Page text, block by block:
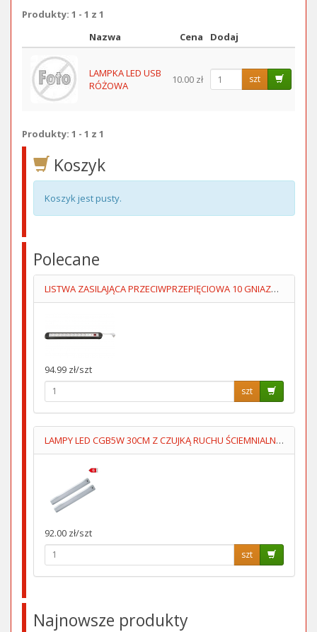
Produkty: 1 - 1 z 1
Obraz
Nazwa Cena Dodaj
LAMPKA LED USB
RÓŻOWA
10.00 zł szt
Produkty: 1 - 1 z 1
Koszyk
Koszyk jest pusty.
Polecane
LISTWA ZASILAJĄCA PRZECIWPRZEPIĘCIOWA 10 GNIAZD 51318 GOOBAY
94.99 zł/szt
szt
LAMPY LED CGB5W 30CM Z CZUJKĄ RUCHU ŚCIEMNIALNE KPL=2SZT
92.00 zł/szt
szt
Najnowsze produkty